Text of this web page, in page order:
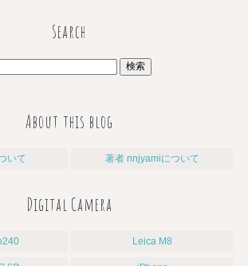
Search
About this blog
いて 著者 nnjyamiについて
Digital Camera
Leica M8